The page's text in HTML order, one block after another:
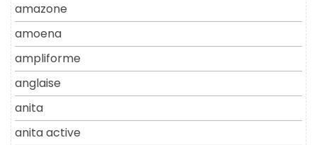
amazone
amoena
ampliforme
anglaise
anita
anita active